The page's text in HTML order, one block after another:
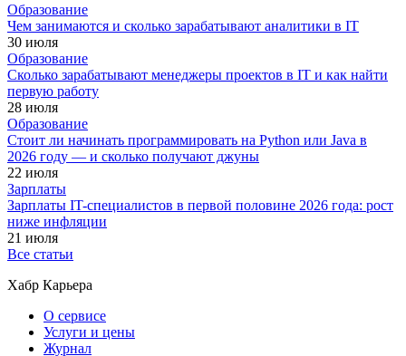
Образование
Чем занимаются и сколько зарабатывают аналитики в IT
30 июля
Образование
Сколько зарабатывают менеджеры проектов в IT и как найти
первую работу
28 июля
Образование
Стоит ли начинать программировать на Python или Java в
2026 году — и сколько получают джуны
22 июля
Зарплаты
Зарплаты IT-специалистов в первой половине 2026 года: рост
ниже инфляции
21 июля
Все статьи
Хабр Карьера
О сервисе
Услуги и цены
Журнал